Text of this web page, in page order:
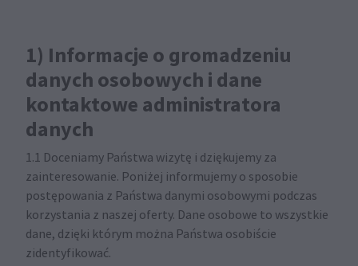
1) Informacje o gromadzeniu
danych osobowych i dane
kontaktowe administratora
danych
1.1 Doceniamy Państwa wizytę i dziękujemy za
zainteresowanie. Poniżej informujemy o sposobie
postępowania z Państwa danymi osobowymi podczas
korzystania z naszej oferty. Dane osobowe to wszystkie
dane, dzięki którym można Państwa osobiście
zidentyfikować.